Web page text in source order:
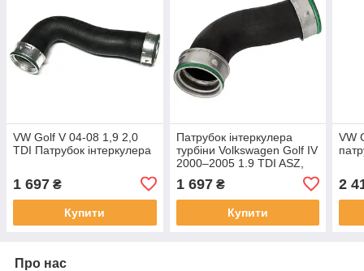
VW Golf V 04-08 1,9 2,0
TDI Патрубок інтеркулера
1 697 ₴
Купити
Патрубок інтеркулера
турбіни Volkswagen Golf IV
2000–2005 1.9 TDI ASZ,
1 697₴
Купити
VW
2
Про нас